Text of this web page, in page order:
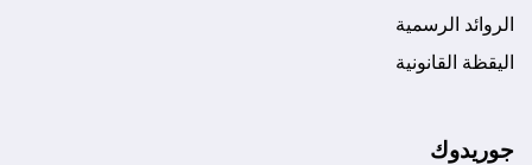
الروائد الرسمية
اليقظة القانونية
جوريدوك